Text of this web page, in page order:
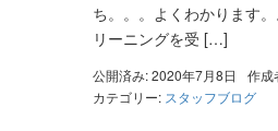
ち。。。よくわかります
リーニングを受 […]
公開済み: 2020年7月8日 作成
カテゴリー: スタッフブログ